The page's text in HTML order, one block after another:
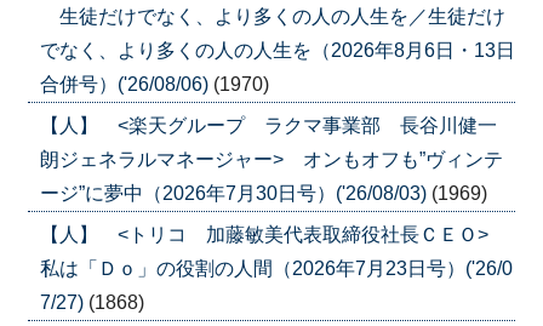
生徒だけでなく、より多くの人の人生を／生徒だけ
でなく、より多くの人の人生を（2026年8月6日・13日
合併号）('26/08/06) (1970)
【人】 <楽天グループ ラクマ事業部 長谷川健一
朗ジェネラルマネージャー> オンもオフも”ヴィンテ
ージ”に夢中（2026年7月30日号）('26/08/03) (1969)
【人】 <トリコ 加藤敏美代表取締役社長ＣＥＯ>
私は「Ｄｏ」の役割の人間（2026年7月23日号）('26/0
7/27) (1868)